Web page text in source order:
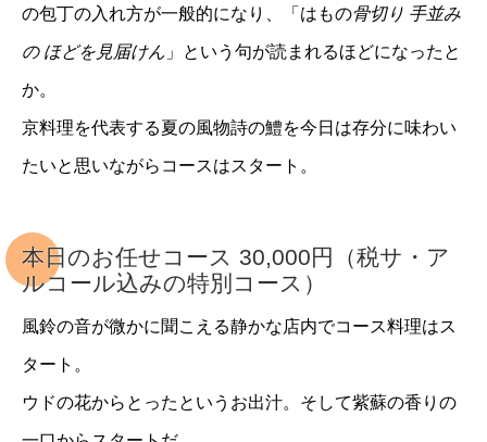
の包丁の入れ方が一般的になり、「はもの骨切り 手並み
の ほどを見届けん 」という句が読まれるほどになったと
か。
京料理を代表する夏の風物詩の鱧を今日は存分に味わい
たいと思いながらコースはスタート。
本日のお任せコース 30,000円（税サ・ア
ルコール込みの特別コース）
風鈴の音が微かに聞こえる静かな店内でコース料理はス
タート。
ウドの花からとったというお出汁。そして紫蘇の香りの